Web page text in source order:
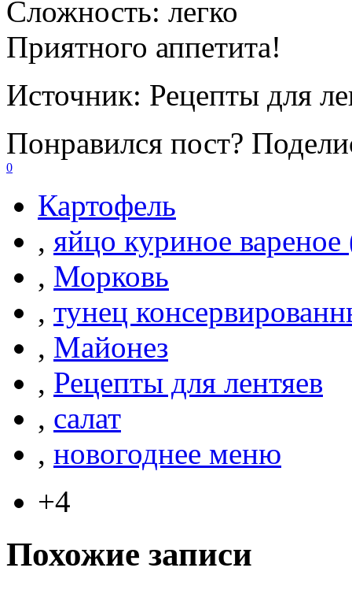
Сложность: легко
Приятного аппетита!
Источник: Рецепты для
Понравился пост?
0
Картофель
, яйцо куриное
, Морковь
, тунец
, Майонез
, Рецепты для лентяев
, салат
, новогоднее меню
+4
Похожие записи